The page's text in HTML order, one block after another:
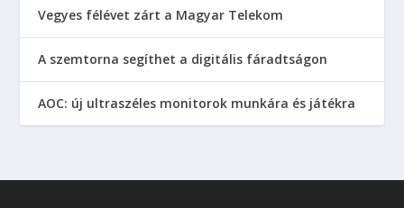
Vegyes félévet zárt a Magyar Telekom
A szemtorna segíthet a digitális fáradtságon
AOC: új ultraszéles monitorok munkára és játékra